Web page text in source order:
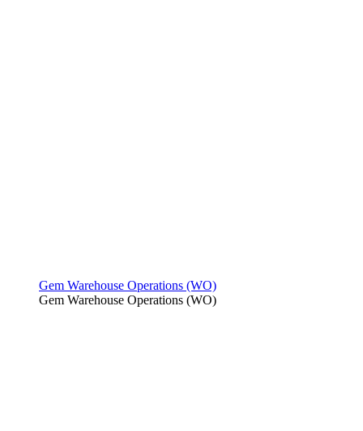
Gem Warehouse Operations (WO)
Gem Warehouse Operations (WO)